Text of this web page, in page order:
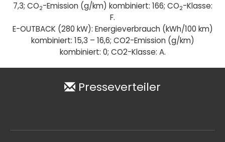
7,3; CO2-Emission (g/km) kombiniert: 166; CO2-Klasse:
F.
E-OUTBACK (280 kW): Energieverbrauch (kWh/100 km)
kombiniert: 15,3 – 16,6; CO2-Emission (g/km)
kombiniert: 0; CO2-Klasse: A.
Presseverteiler